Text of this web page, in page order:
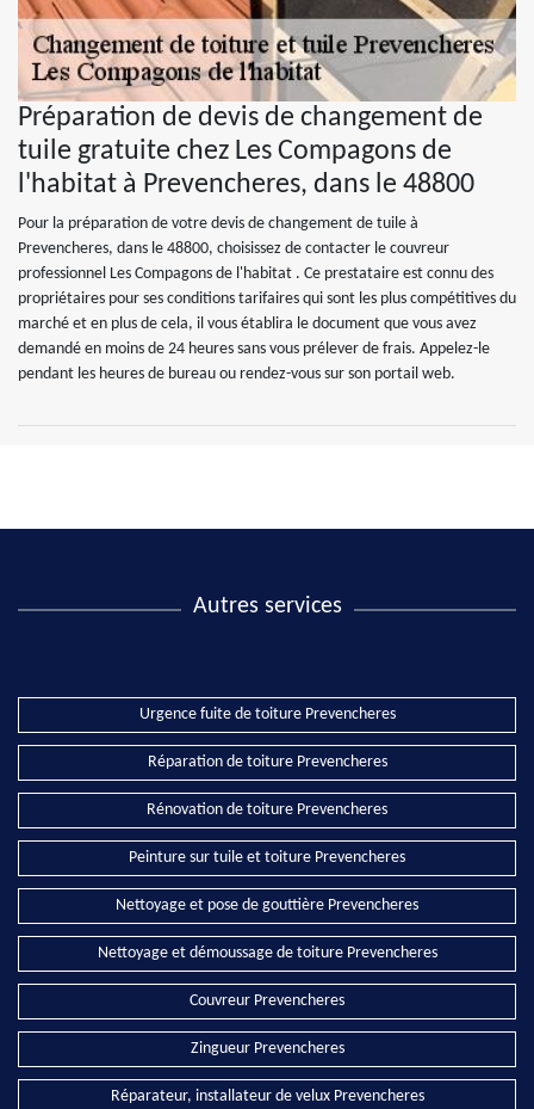
Préparation de devis de changement de
tuile gratuite chez Les Compagons de
l'habitat à Prevencheres, dans le 48800
Pour la préparation de votre devis de changement de tuile à
Prevencheres, dans le 48800, choisissez de contacter le couvreur
professionnel Les Compagons de l'habitat . Ce prestataire est connu des
propriétaires pour ses conditions tarifaires qui sont les plus compétitives du
marché et en plus de cela, il vous établira le document que vous avez
demandé en moins de 24 heures sans vous prélever de frais. Appelez-le
pendant les heures de bureau ou rendez-vous sur son portail web.
Autres services
Urgence fuite de toiture Prevencheres
Réparation de toiture Prevencheres
Rénovation de toiture Prevencheres
Peinture sur tuile et toiture Prevencheres
Nettoyage et pose de gouttière Prevencheres
Nettoyage et démoussage de toiture Prevencheres
Couvreur Prevencheres
Zingueur Prevencheres
Réparateur, installateur de velux Prevencheres